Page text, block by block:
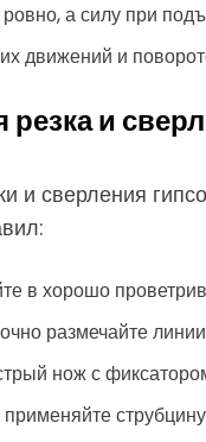
а силу при
движений и
резка и
и сверления
в хорошо
размечайте
нож с